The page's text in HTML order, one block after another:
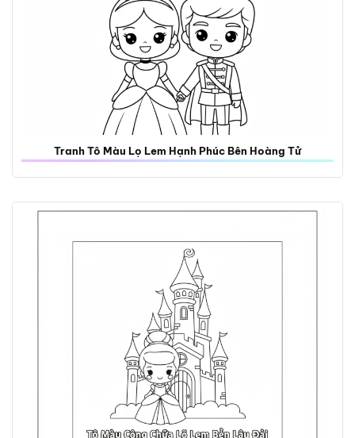
Tranh Tô Màu Lọ Lem Hạnh Phúc Bên Hoàng Tử